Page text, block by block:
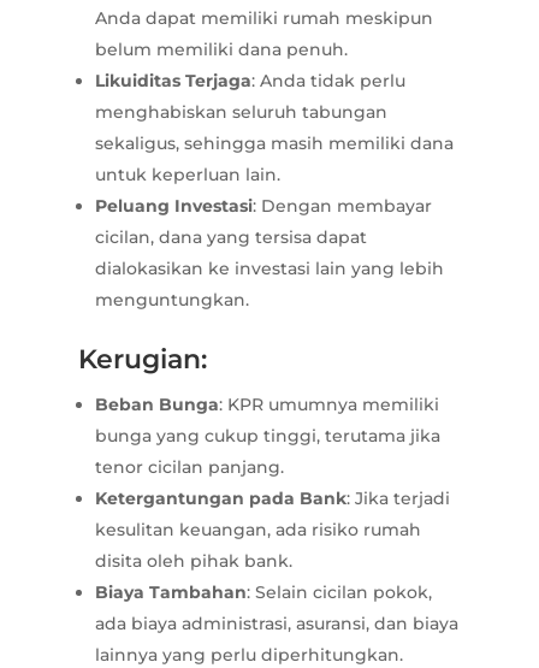
Anda dapat memiliki rumah meskipun
belum memiliki dana penuh.
Likuiditas Terjaga: Anda tidak perlu
menghabiskan seluruh tabungan
sekaligus, sehingga masih memiliki dana
untuk keperluan lain.
Peluang Investasi: Dengan membayar
cicilan, dana yang tersisa dapat
dialokasikan ke investasi lain yang lebih
menguntungkan.
Kerugian:
Beban Bunga: KPR umumnya memiliki
bunga yang cukup tinggi, terutama jika
tenor cicilan panjang.
Ketergantungan pada Bank: Jika terjadi
kesulitan keuangan, ada risiko rumah
disita oleh pihak bank.
Biaya Tambahan: Selain cicilan pokok,
ada biaya administrasi, asuransi, dan biaya
lainnya yang perlu diperhitungkan.